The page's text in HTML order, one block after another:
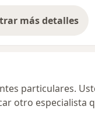
más detalles
sobre la
particulares.
otro especialista